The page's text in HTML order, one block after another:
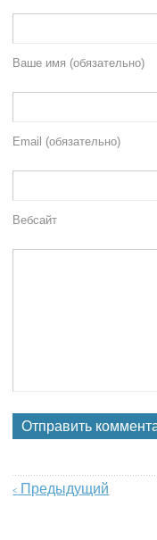
Ваше имя (обязательно)
Email (обязательно)
Вебсайт
< Предыдущий